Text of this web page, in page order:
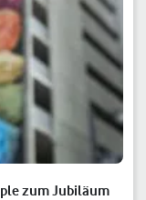
zum Jubiläum